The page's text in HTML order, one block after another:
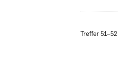
Treffer